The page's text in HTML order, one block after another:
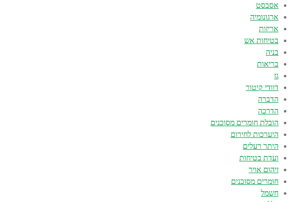
אסבסט
ארגונומיה
אריזות
בטיחות אש
בניה
בריאות
גז
דוודי קיטור
הדברה
הדרכה
הובלת חומרים מסוכנים
היערכות לחירום
היתר רעלים
ועדת בטיחות
זיהום אויר
חומרים מסוכנים
חשמל